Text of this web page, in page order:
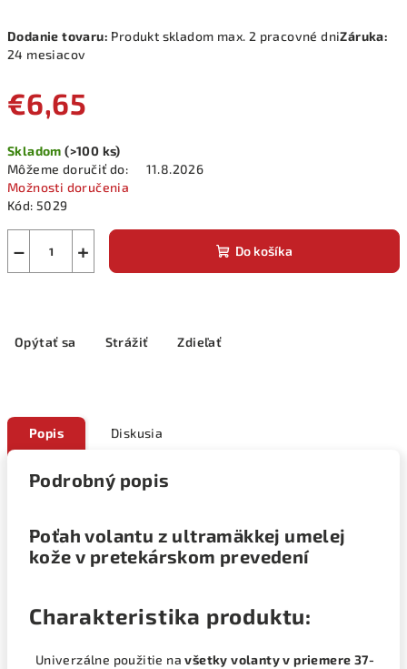
Dodanie tovaru: Produkt skladom max. 2 pracovné dniZáruka:
24 mesiacov
€6,65
cena:
Skladom(>100 ks)
Môžeme doručiť do:
11.8.2026
Možnosti doručenia
Kód: 5029
+
− Do košíka
Opýtať sa Strážiť Zdieľať
Popis Diskusia
Podrobný popis
Poťah volantu z ultramäkkej umelej
kože v pretekárskom prevedení
Charakteristika produktu:
Univerzálne použitie navšetky volanty v priemere 37-